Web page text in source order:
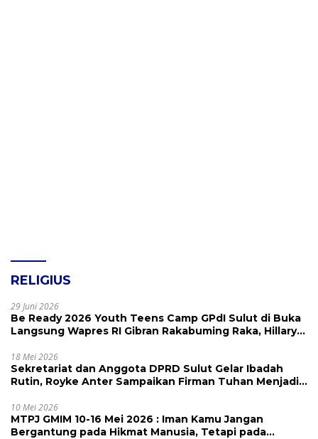
RELIGIUS
29 Juni 2026
Be Ready 2026 Youth Teens Camp GPdI Sulut di Buka
Langsung Wapres RI Gibran Rakabuming Raka, Hillary
18 Mei 2026
Sekretariat dan Anggota DPRD Sulut Gelar Ibadah
Rutin, Royke Anter Sampaikan Firman Tuhan Menjadi
10 Mei 2026
MTPJ GMIM 10-16 Mei 2026 : Iman Kamu Jangan
Bergantung pada Hikmat Manusia, Tetapi pada